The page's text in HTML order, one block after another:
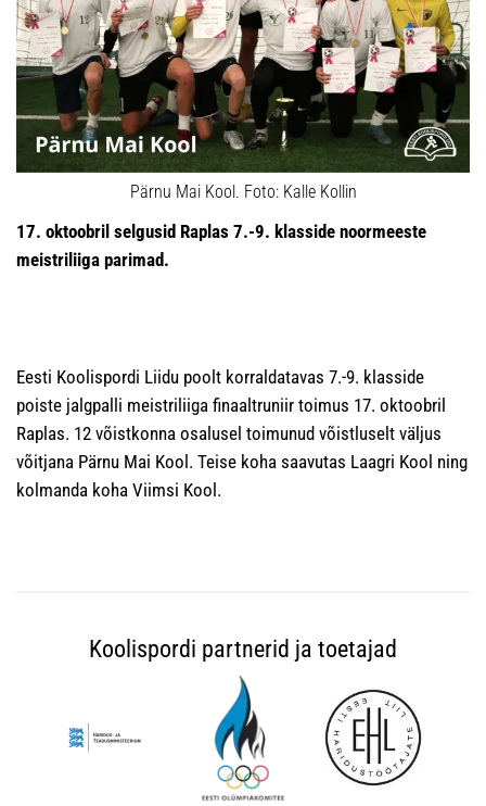
Pärnu Mai Kool. Foto: Kalle Kollin
17. oktoobril selgusid Raplas 7.-9. klasside noormeeste
meistriliiga parimad.
Eesti Koolispordi Liidu poolt korraldatavas 7.-9. klasside
poiste jalgpalli meistriliiga finaaltruniir toimus 17. oktoobril
Raplas. 12 võistkonna osalusel toimunud võistluselt väljus
võitjana Pärnu Mai Kool. Teise koha saavutas Laagri Kool ning
kolmanda koha Viimsi Kool.
Koolispordi partnerid ja toetajad